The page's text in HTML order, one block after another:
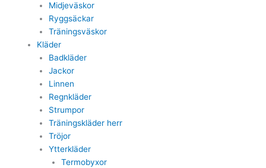
Midjeväskor
Ryggsäckar
Träningsväskor
Kläder
Badkläder
Jackor
Linnen
Regnkläder
Strumpor
Träningskläder herr
Tröjor
Ytterkläder
Termobyxor